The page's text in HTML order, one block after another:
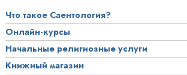
Что такое Саентология?
Онлайн-курсы
Начальные религиозные услуги
Книжный магазин